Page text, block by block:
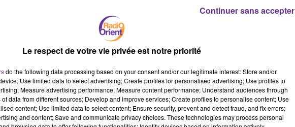
(CGN), basé à Tripoli ont été invités mais étaient toujours
dialogue risque d'"échouer car l'ONU n'a pas choisi les bons
ou présence sur le terrain", a-t-il précisé à l'AFP, en
été invités.
Le respect de votre vie privée est notre priorité
do the following data processing based on your consent and/or our legitimate interest: Store and/or
Use limited data to select advertising; Create profiles for personalised advertising; Use profiles to
Measure advertising performance; Measure content performance; Understand audiences through
data from different sources; Develop and improve services; Create profiles to personalise content; Use
content; Use limited data to select content; Ensure security, prevent and detect fraud, and fix errors;
and content; Save and communicate privacy choices. These technologies may process personal
Continuer sans accepter